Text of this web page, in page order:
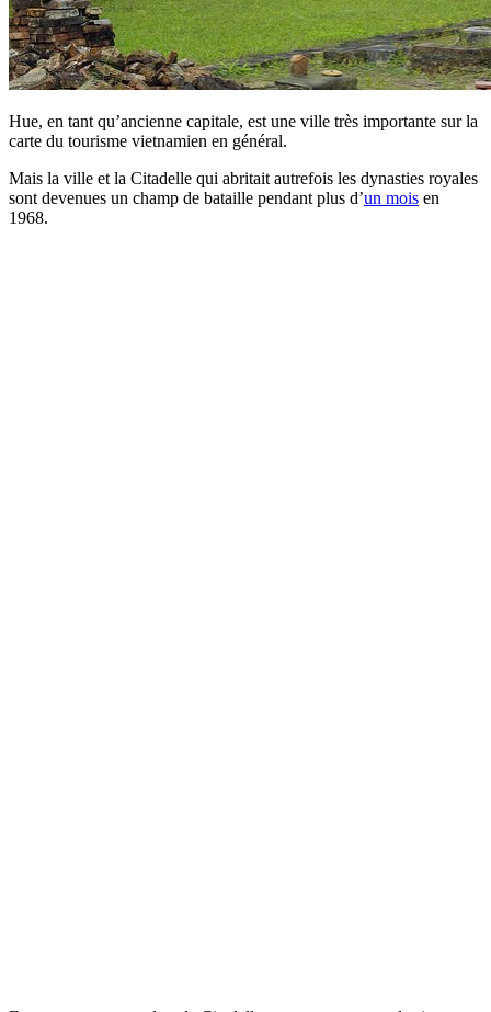
Hue, en tant qu’ancienne capitale, est une ville très importante sur la
carte du tourisme vietnamien en général.
Mais la ville et la Citadelle qui abritait autrefois les dynasties royales
sont devenues un champ de bataille pendant plus d’un mois en
1968.